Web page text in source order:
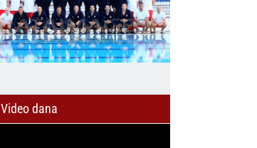
Video dana